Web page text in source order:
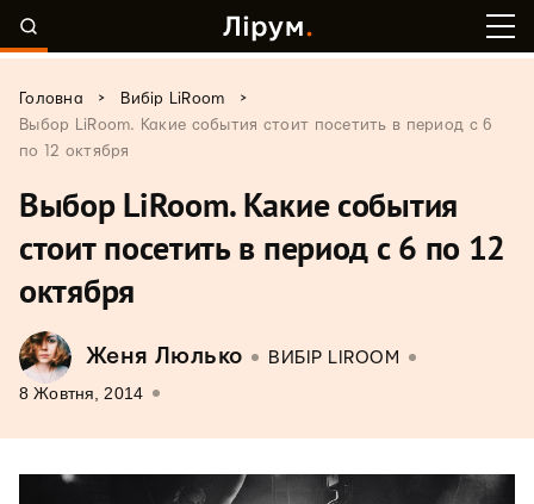
Головна > Вибір LiRoom
>
Выбор LiRoom. Какие события стоит посетить в период с 6
по 12 октября
Выбор LiRoom. Какие события
стоит посетить в период с 6 по 12
октября
Женя Люлько ВИБІР LIROOM
8 Жовтня, 2014